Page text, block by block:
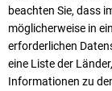
beachten Sie, dass
möglicherweise in
erforderlichen
eine Liste der
Informationen zu